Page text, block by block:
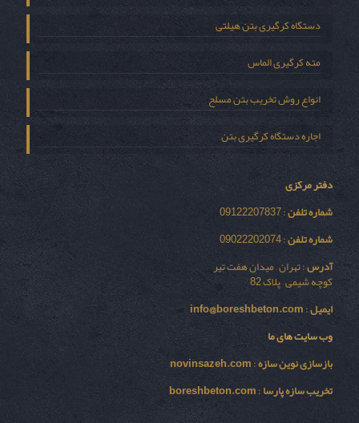
دستگاه کرگیری بتن هیلتی
مته کرگیری الماس
انواع روش تخریب بتن مسلح
اجاره دستگاه کرگیری بتن
دفتر مرکزی
شماره تلفن: 09122207837
شماره تلفن: 09022202074
آدرس: تهران – میدان هفت تیر
کوچه شیمی – پلاک 82
ایمیل:
info@boreshbeton.com
وب سایت های ما
بازسازی نوين سازه:
novinsazeh.com
تخریب سازه پارسا:
boreshbeton.com